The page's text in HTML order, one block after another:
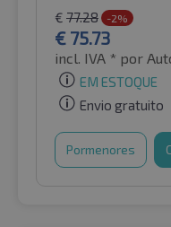
€ 77.28 -2%
€ 75.73
incl. IVA * por
EM ESTOQUE
Envio gratuito
Pormenores